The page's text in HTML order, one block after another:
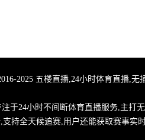
2025 五楼直播,24小时体育直播,
于24小时不间断体育直播服务,主打
支持全天候追赛,用户还能获取赛事实